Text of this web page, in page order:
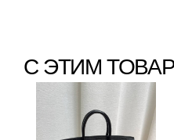
С ЭТИМ